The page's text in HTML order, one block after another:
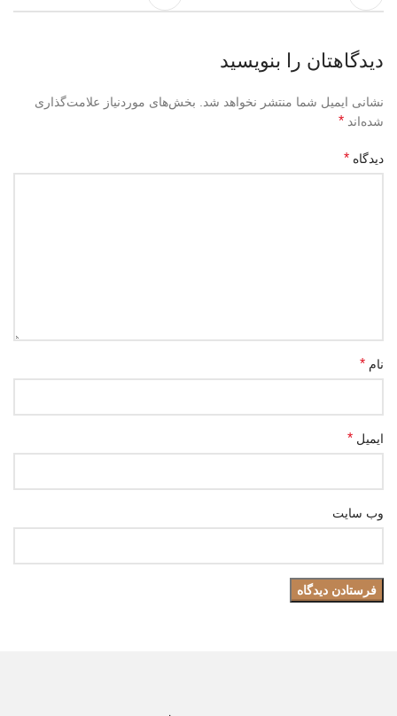
دیدگاهتان را بنویسید
نشانی ایمیل شما منتشر نخواهد شد.
بخش‌های موردنیاز علامت‌گذاری
شده‌اند *
دیدگاه *
نام *
ایمیل *
وب‌ سایت